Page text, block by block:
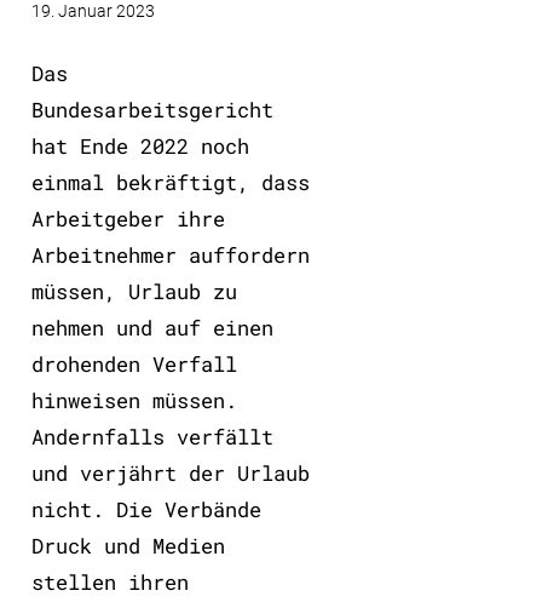
19. Januar 2023
Das
Bundesarbeitsgericht
hat Ende 2022 noch
einmal bekräftigt, dass
Arbeitgeber ihre
Arbeitnehmer auffordern
müssen, Urlaub zu
nehmen und auf einen
drohenden Verfall
hinweisen müssen.
Andernfalls verfällt
und verjährt der Urlaub
nicht. Die Verbände
Druck und Medien
stellen ihren